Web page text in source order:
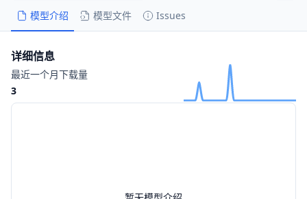
模型介绍 模型文件 Issues
详细信息
最近一个月下载量
3